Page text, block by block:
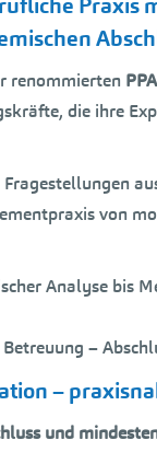
renommierten
die ihre
von
Analyse bis
–
–
und